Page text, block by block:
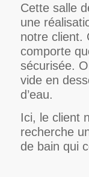
Cette salle
une
notre client.
comporte
sécurisée.
vide en
d’eau.
Ici, le client
recherche
de bain qui